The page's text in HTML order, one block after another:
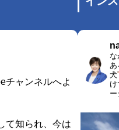
チャンネルへよ
て知られ、今は
な
犬